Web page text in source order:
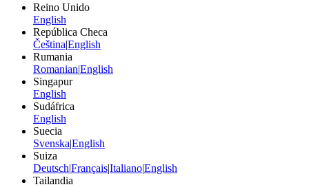
Reino Unido
English
República Checa
Čeština|English
Rumania
Romanian|English
Singapur
English
Sudáfrica
English
Suecia
Svenska|English
Suiza
Deutsch|Français|Italiano|English
Tailandia